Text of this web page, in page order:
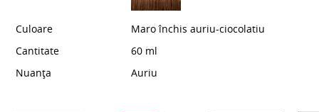
Culoare
Maro închis auriu-ciocolatiu
Cantitate
60 ml
Nuanța
Auriu